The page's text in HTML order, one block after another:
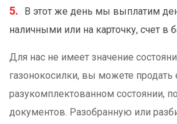
В этот же день мы выплатим
наличными или на карточку, счет в
Для нас не имеет значение
газонокосилки, вы можете продать
разукомплектованном состоянии,
документов. Разобранную или